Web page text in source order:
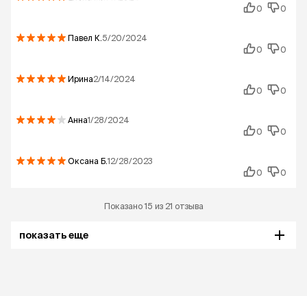
0
0
Павел К. 5/20/2024
0
0
Ирина2/14/2024
0
0
Анна1/28/2024
0
0
Оксана Б.12/28/2023
0
0
Показано 15 из 21 отзыва
показать еще